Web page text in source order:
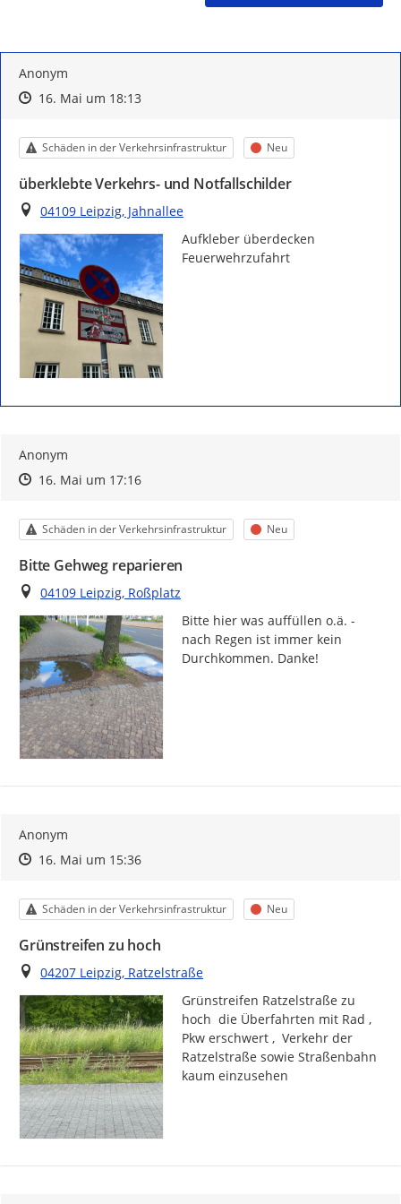
Anonym
Zeitpunkt des Erstellens
Zeitpunkt des Erstellens
16. Mai um 18:13Zur Äußerung
Kategorie
Schäden in der Verkehrsinfrastruktur Status
Neu
überklebte Verkehrs- und Notfallschilder
Ort
04109 Leipzig, Jahnallee
Aufkleber überdecken
Feuerwehrzufahrt
Anonym
Zeitpunkt des Erstellens
Zeitpunkt des Erstellens
16. Mai um 17:16Zur Äußerung
Kategorie
Schäden in der Verkehrsinfrastruktur Status
Neu
Bitte Gehweg reparieren
Ort
04109 Leipzig, Roßplatz
Bitte hier was auffüllen o.ä. -
nach Regen ist immer kein
Durchkommen. Danke!
Anonym
Zeitpunkt des Erstellens
Zeitpunkt des Erstellens
16. Mai um 15:36Zur Äußerung
Kategorie
Schäden in der Verkehrsinfrastruktur Status
Neu
Grünstreifen zu hoch
Ort
04207 Leipzig, Ratzelstraße
Grünstreifen Ratzelstraße zu
hoch  die Überfahrten mit Rad ,
Pkw erschwert ,  Verkehr der
Ratzelstraße sowie Straßenbahn
kaum einzusehen